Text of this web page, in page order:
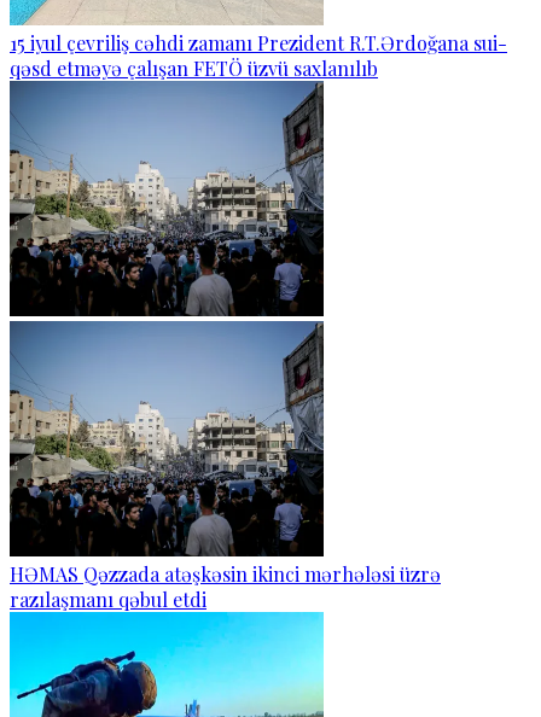
15 iyul çevriliş cəhdi zamanı Prezident R.T.Ərdoğana sui-
qəsd etməyə çalışan FETÖ üzvü saxlanılıb
HƏMAS Qəzzada atəşkəsin ikinci mərhələsi üzrə
razılaşmanı qəbul etdi